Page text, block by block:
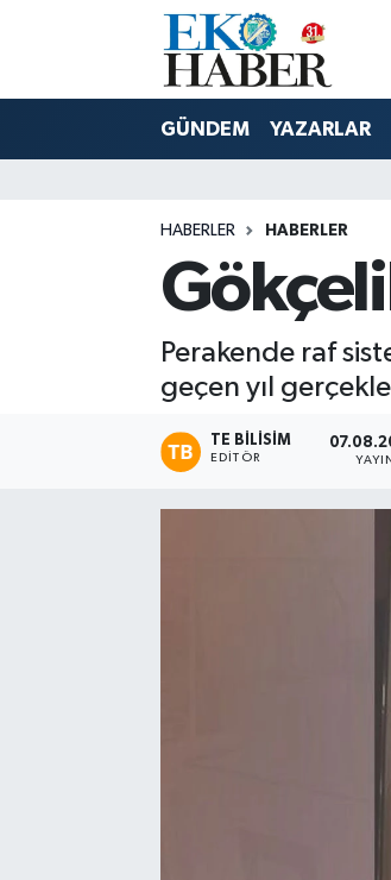
GÜNDEM YAZARLAR
HABERLER HABERLER
Perakende raf
geçen yıl
TE BILISIM
EDITÖR
Hava Durumu
Tüm Manşetler
Haber Arşivi